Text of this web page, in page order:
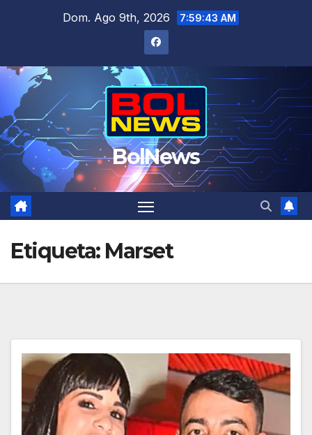
Dom. Ago 9th, 2026 7:59:43 AM
BolNews
Etiqueta: Marset